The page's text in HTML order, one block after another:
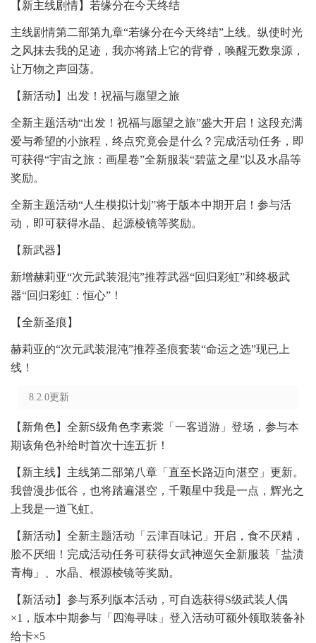
【新主线剧情】若缘分在今天终结
主线剧情第二部第九章“若缘分在今天终结”上线。纵使时光
之风抹去我的足迹，我亦将踏上它的背脊，唤醒无数泉源，
让万物之声回荡。
【新活动】出发！祝福与愿望之旅
全新主题活动“出发！祝福与愿望之旅”盛大开启！这段充满
爱与希望的小旅程，终点究竟会是什么？完成活动任务，即
可获得“宇宙之旅：画星卷”全新服装“碧蓝之星”以及水晶等
奖励。
全新主题活动“人生模拟计划”将于版本中期开启！参与活
动，即可获得水晶、起源棱镜等奖励。
【新武器】
新增赫莉亚“次元武装混沌”推荐武器“回归彩虹”和终极武
器“回归彩虹：恒心”！
【全新圣痕】
赫莉亚的“次元武装混沌”推荐圣痕套装“命运之选”现已上
线！
8.2.0更新
【新角色】全新S级角色李素裳「一客逍游」登场，参与本
期该角色补给时首次十连五折！
【新主线】主线第二部第八章「直至长路迈向湛空」更新。
我曾漫步低谷，也将踏遍湛空，千颗星中我是一点，辉光之
上我是一道飞虹。
【新活动】全新主题活动「云津百味记」开启，食不厌精，
脍不厌细！完成活动任务可获得女武神巡矢全新服装「盐渍
青梅」、水晶、根源棱镜等奖励。
【新活动】参与系列版本活动，可自选获得S级武装人偶
×1，版本中期参与「四海寻味」登入活动可额外领取装备补
给卡×5